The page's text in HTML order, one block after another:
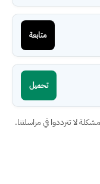
متابعة
تحميل
لا تترددوا في مراسلتنا.